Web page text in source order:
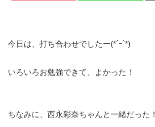
今日は、打ち合わせでしたー(*´ｰ`*)
いろいろお勉強できて、よかった！
ちなみに、西永彩奈ちゃんと一緒だった！